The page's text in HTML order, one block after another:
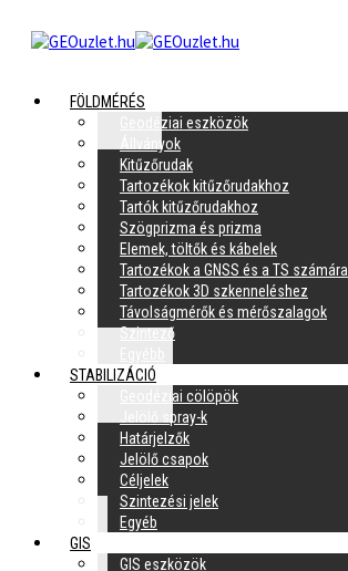
FÖLDMÉRÉS
Geodéziai eszközök
Állványok
Kitűzőrudak
Tartozékok kitűzőrudakhoz
Tartók kitűzőrudakhoz
Szögprizma és prizma
Elemek, töltők és kábelek
Tartozékok a GNSS és a TS számára
Tartozékok 3D szkenneléshez
Távolságmérők és mérőszalagok
Szintező
STABILIZÁCIÓ
Geodéziai cölöpök
Jelölő spray-k
Határjelzők
Jelölő csapok
Céljelek
Szintezési jelek
Egyéb
GIS
GIS eszközök